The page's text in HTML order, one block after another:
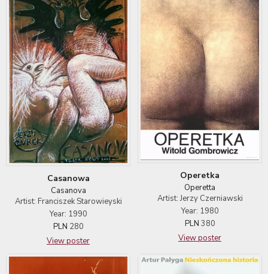
Casanowa
Casanova
Artist: Franciszek Starowieyski
Year: 1990
PLN 280
View poster
Operetka
Operetta
Artist: Jerzy Czerniawski
Year: 1980
PLN 380
View poster